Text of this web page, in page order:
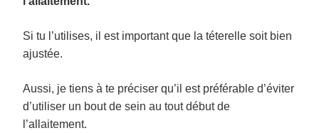
Si tu l’utilises, il est important que la téterelle soit bien
ajustée.
Aussi, je tiens à te préciser qu’il est préférable d’éviter
d’utiliser un bout de sein au tout début de
l’allaitement.